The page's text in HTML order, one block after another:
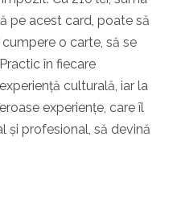
pe acest card, poate să
o carte, să se
în fiecare
culturală, iar la
experiențe, care îl
și profesional, să devină